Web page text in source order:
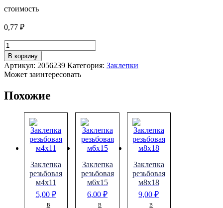
стоимость
0,77 ₽
Количество
товара
Заклепка
вытяжная
комбинированная
RAL
(винно-
красный)
В корзину
Артикул: 2056239 Категория: Заклепки
Может заинтересовать
Похожие
Заклепка
резьбовая
м4х11
5,00 ₽
В
Заклепка
резьбовая
м6х15
6,00₽
В
Заклепка
резьбовая
м8х18
9,00₽
В